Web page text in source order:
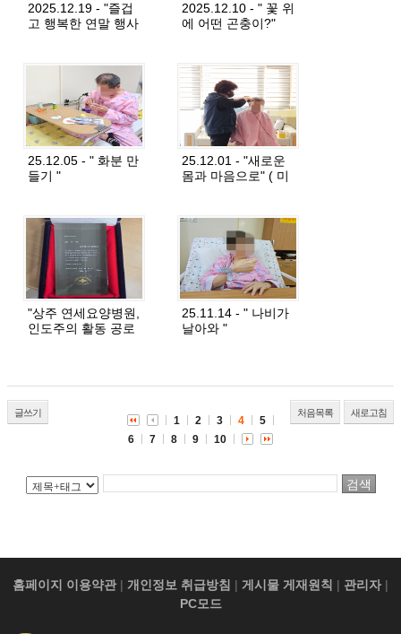
2025.12.19 - "즐겁
고 행복한 연말 행사
2025.12.10 - " 꽃 위
에 어떤 곤충이?"
25.12.05 - " 화분 만
들기 "
25.12.01 - "새로운
몸과 마음으로" ( 미
"상주 연세요양병원,
인도주의 활동 공로
25.11.14 - " 나비가
날아와 "
글쓰기 처음목록 새로고침
1 2 3 4
5
6
7 8 9 10
홈페이지 이용약관| 개인정보 취급방침 | 게시물 게재원칙 | 관리자 |
PC모드